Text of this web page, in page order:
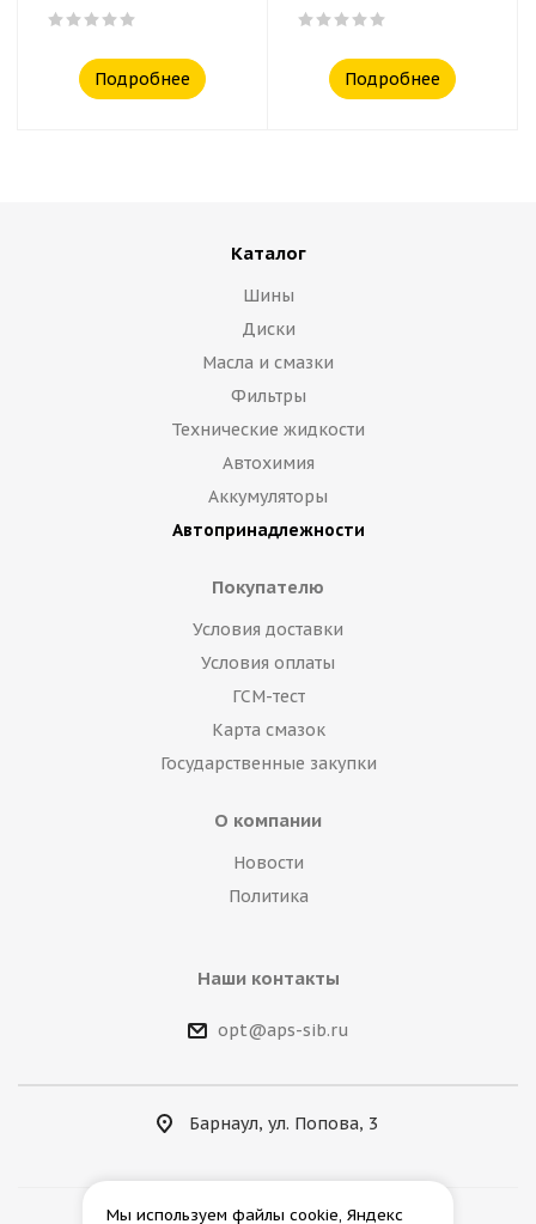
Подробнее Подробнее
Каталог
Шины
Диски
Масла и смазки
Фильтры
Технические жидкости
Автохимия
Аккумуляторы
Автопринадлежности
Покупателю
Условия доставки
Условия оплаты
ГСМ-тест
Карта смазок
Государственные закупки
О компании
Новости
Политика
Наши контакты
opt@aps-sib.ru
Барнаул, ул. Попова, 3
Мы используем файлы cookie, Яндекс